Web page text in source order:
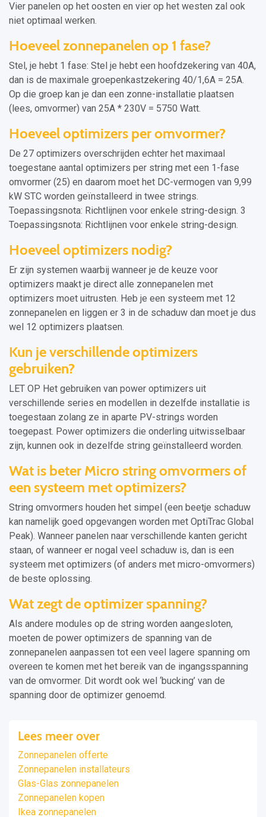
Vier panelen op het oosten en vier op het westen zal ook
niet optimaal werken.
Hoeveel zonnepanelen op 1 fase?
Stel, je hebt 1 fase: Stel je hebt een hoofdzekering van 40A,
dan is de maximale groepenkastzekering 40/1,6A = 25A.
Op die groep kan je dan een zonne-installatie plaatsen
(lees, omvormer) van 25A * 230V = 5750 Watt.
Hoeveel optimizers per omvormer?
De 27 optimizers overschrijden echter het maximaal
toegestane aantal optimizers per string met een 1-fase
omvormer (25) en daarom moet het DC-vermogen van 9,99
kW STC worden geïnstalleerd in twee strings.
Toepassingsnota: Richtlijnen voor enkele string-design. 3
Toepassingsnota: Richtlijnen voor enkele string-design.
Hoeveel optimizers nodig?
Er zijn systemen waarbij wanneer je de keuze voor
optimizers maakt je direct alle zonnepanelen met
optimizers moet uitrusten. Heb je een systeem met 12
zonnepanelen en liggen er 3 in de schaduw dan moet je dus
wel 12 optimizers plaatsen.
Kun je verschillende optimizers
gebruiken?
LET OP Het gebruiken van power optimizers uit
verschillende series en modellen in dezelfde installatie is
toegestaan zolang ze in aparte PV-strings worden
toegepast. Power optimizers die onderling uitwisselbaar
zijn, kunnen ook in dezelfde string geïnstalleerd worden.
Wat is beter Micro string omvormers of
een systeem met optimizers?
String omvormers houden het simpel (een beetje schaduw
kan namelijk goed opgevangen worden met OptiTrac Global
Peak). Wanneer panelen naar verschillende kanten gericht
staan, of wanneer er nogal veel schaduw is, dan is een
systeem met optimizers (of anders met micro-omvormers)
de beste oplossing.
Wat zegt de optimizer spanning?
Als andere modules op de string worden aangesloten,
moeten de power optimizers de spanning van de
zonnepanelen aanpassen tot een veel lagere spanning om
overeen te komen met het bereik van de ingangsspanning
van de omvormer. Dit wordt ook wel ‘bucking’ van de
spanning door de optimizer genoemd.
Lees meer over
Zonnepanelen offerte
Zonnepanelen installateurs
Glas-Glas zonnepanelen
Zonnepanelen kopen
Ikea zonnepanelen